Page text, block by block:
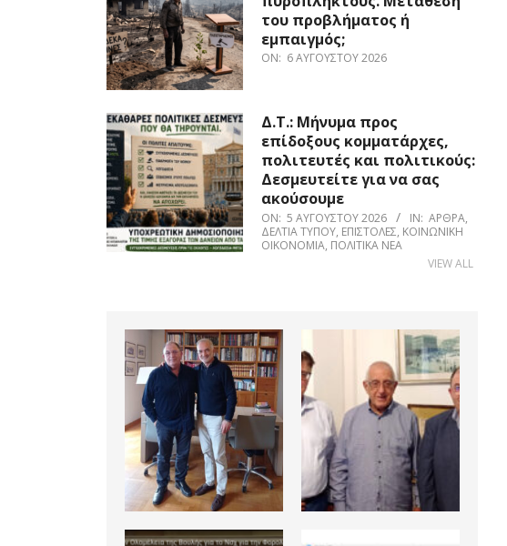
του προβλήματος ή
εμπαιγμός;
ON: 6 ΑΥΓΟΎΣΤΟΥ 2026
Δ.Τ.: Μήνυμα προς
επίδοξους κομματάρχες,
πολιτευτές και πολιτικούς:
Δεσμευτείτε για να σας
ακούσουμε
ON: 5 ΑΥΓΟΎΣΤΟΥ 2026 IN: ΆΡΘΡΑ,
ΔΕΛΤΊΑ ΤΎΠΟΥ, ΕΠΙΣΤΟΛΈΣ, ΚΟΙΝΩΝΙΚΉ
ΟΙΚΟΝΟΜΊΑ, ΠΟΛΙΤΙΚΆ ΝΈΑ
VIEW ALL